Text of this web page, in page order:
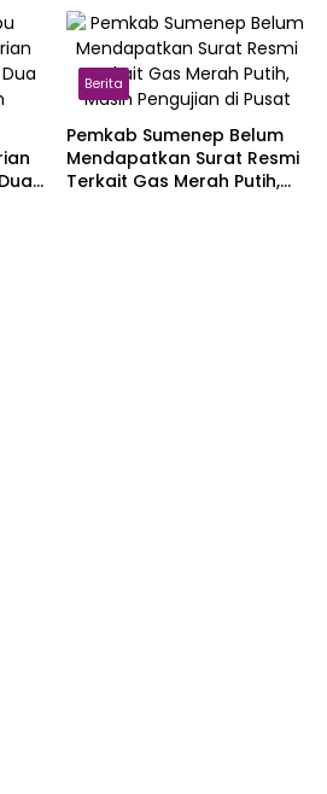
Berita
Pemkab Sumenep Belum
Mendapatkan Surat Resmi
Terkait Gas Merah Putih,